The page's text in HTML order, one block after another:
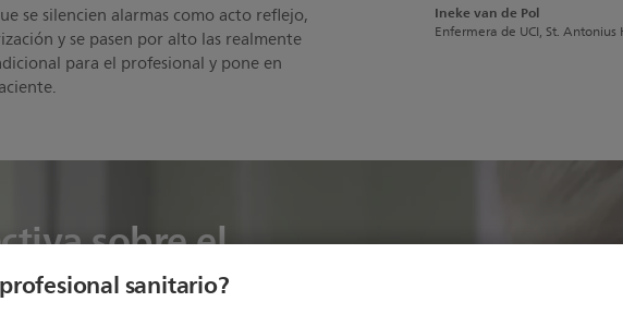
sanitario?
se silencien alarmas como acto reflejo,
y se pasen por alto las realmente
para el profesional y pone en
Ineke van de Pol
Enfermera de UCI, St. Antonius
sobre el
desde dentro